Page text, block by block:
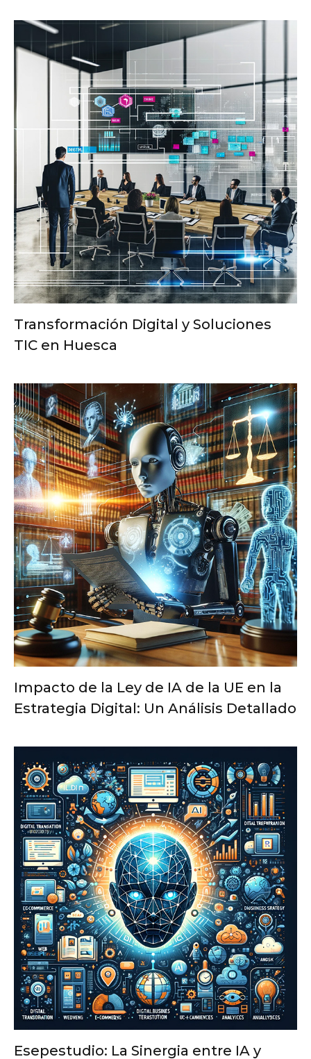
Transformación Digital y Soluciones
TIC en Huesca
Impacto de la Ley de IA de la UE en la
Estrategia Digital: Un Análisis Detallado
Esepestudio: La Sinergia entre IA y